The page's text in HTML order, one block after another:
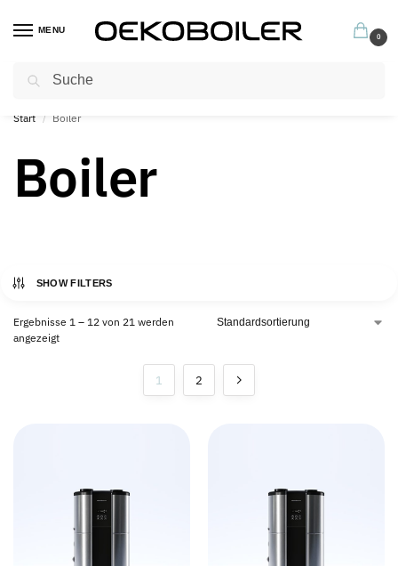
MENU
0
Profitieren Sie jetzt von unseren hervorragenden Garantiebedingungen
Start / Boiler
Boiler
SHOW FILTERS
Ergebnisse 1 – 12 von 21 werden
angezeigt
1 2